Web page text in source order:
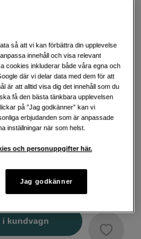
X-large
eller faktura Info
i kundvagn
så att vi kan förbättra din upplevelse
innehåll och visa relevant
cookies inkluderar både våra egna och
där vi delar data med dem för att
är att alltid visa dig det innehåll som du
få den bästa tänkbara upplevelsen
på ”Jag godkänner” kan vi
erbjudanden som är anpassade
inställningar när som helst.
och personuppgifter här.
Jag godkänner